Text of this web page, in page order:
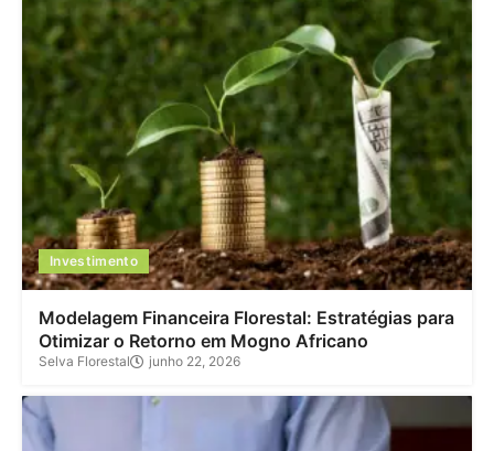
Investimento
Modelagem Financeira Florestal: Estratégias para
Otimizar o Retorno em Mogno Africano
Selva Florestal junho 22, 2026